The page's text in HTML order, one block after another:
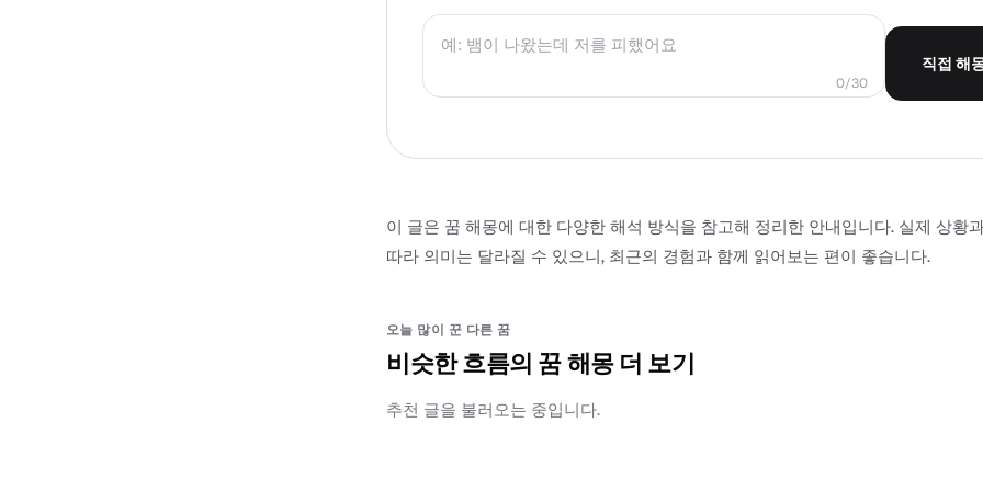
0/30
직접 해
이 글은 꿈 해몽에 대한 다양한 해석 방식을 참고해 정리한 안내입니다. 실제 상황
따라 의미는 달라질 수 있으니, 최근의 경험과 함께 읽어보는 편이 좋습니다.
오늘 많이 꾼 다른 꿈
비슷한 흐름의 꿈 해몽 더 보기
추천 글을 불러오는 중입니다.